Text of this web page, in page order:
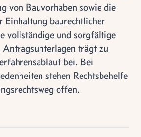
von Bauvorhaben sowie die
Einhaltung baurechtlicher
vollständige und sorgfältige
trägt zu
bei. Bei
stehen Rechtsbehelfe
offen.